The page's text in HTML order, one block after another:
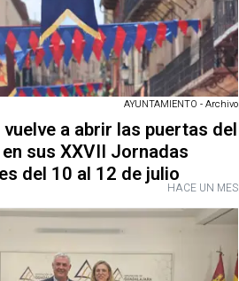
AYUNTAMIENTO - Archivo
a abrir las puertas del
sus XXVII Jornadas
del 10 al 12 de julioHACE UN MES